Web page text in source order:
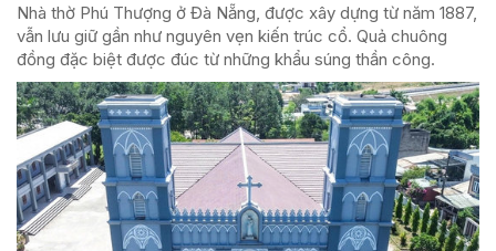
Nhà thờ Phú Thượng ở Đà Nẵng, được xây dựng từ năm 1887,
vẫn lưu giữ gần như nguyên vẹn kiến trúc cổ. Quả chuông
đồng đặc biệt được đúc từ những khẩu súng thần công.